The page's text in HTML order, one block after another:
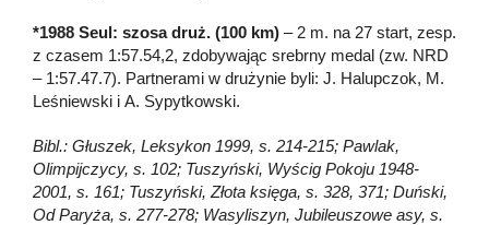
*1988 Seul: szosa druż. (100 km) – 2 m. na 27 start, zesp.
z czasem 1:57.54,2, zdobywając srebrny medal (zw. NRD
– 1:57.47.7). Partnerami w drużynie byli: J. Halupczok, M.
Leśniewski i A. Sypytkowski.
Bibl.: Głuszek, Leksykon 1999, s. 214-215; Pawlak,
Olimpijczycy, s. 102; Tuszyński, Wyścig Pokoju 1948-
2001, s. 161; Tuszyński, Złota księga, s. 328, 371; Duński,
Od Paryża, s. 277-278; Wasyliszyn, Jubileuszowe asy, s.